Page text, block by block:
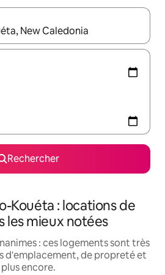
utilisez les flèches vers le
Rechercher
Kouéta : locations de
les mieux notées
: ces logements sont très
d'emplacement, de propreté et
plus encore.